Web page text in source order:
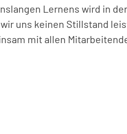
Lernens wird in der
uns keinen Stillstand
mit allen